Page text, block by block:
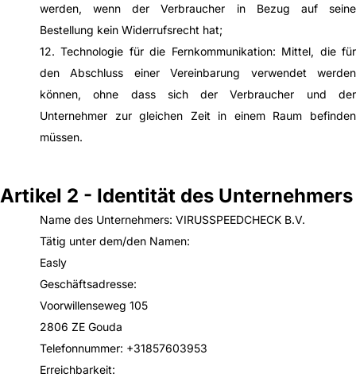
werden, wenn der Verbraucher in Bezug auf seine
Bestellung kein Widerrufsrecht hat;
12. Technologie für die Fernkommunikation: Mittel, die für
den Abschluss einer Vereinbarung verwendet werden
können, ohne dass sich der Verbraucher und der
Unternehmer zur gleichen Zeit in einem Raum befinden
müssen.
Artikel 2 - Identität des Unternehmers
Name des Unternehmers: VIRUSSPEEDCHECK B.V.
Tätig unter dem/den Namen:
Easly
Geschäftsadresse:
Voorwillenseweg 105
2806 ZE Gouda
Telefonnummer: +31857603953
Erreichbarkeit: